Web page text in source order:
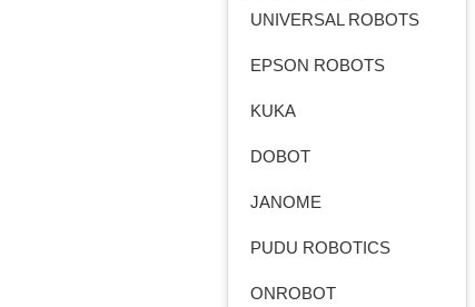
UNIVERSAL ROBOTS
EPSON ROBOTS
KUKA
DOBOT
JANOME
PUDU ROBOTICS
ONROBOT